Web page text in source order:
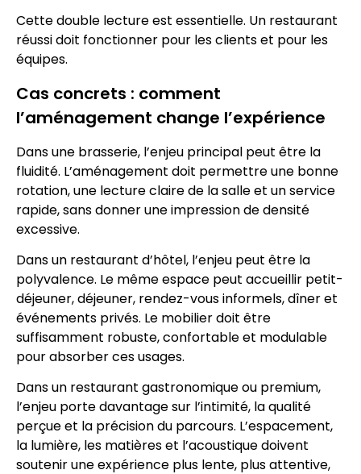
Cette double lecture est essentielle. Un restaurant
réussi doit fonctionner pour les clients et pour les
équipes.
Cas concrets : comment
l’aménagement change l’expérience
Dans une brasserie, l’enjeu principal peut être la
fluidité. L’aménagement doit permettre une bonne
rotation, une lecture claire de la salle et un service
rapide, sans donner une impression de densité
excessive.
Dans un restaurant d’hôtel, l’enjeu peut être la
polyvalence. Le même espace peut accueillir petit-
déjeuner, déjeuner, rendez-vous informels, dîner et
événements privés. Le mobilier doit être
suffisamment robuste, confortable et modulable
pour absorber ces usages.
Dans un restaurant gastronomique ou premium,
l’enjeu porte davantage sur l’intimité, la qualité
perçue et la précision du parcours. L’espacement,
la lumière, les matières et l’acoustique doivent
soutenir une expérience plus lente, plus attentive,